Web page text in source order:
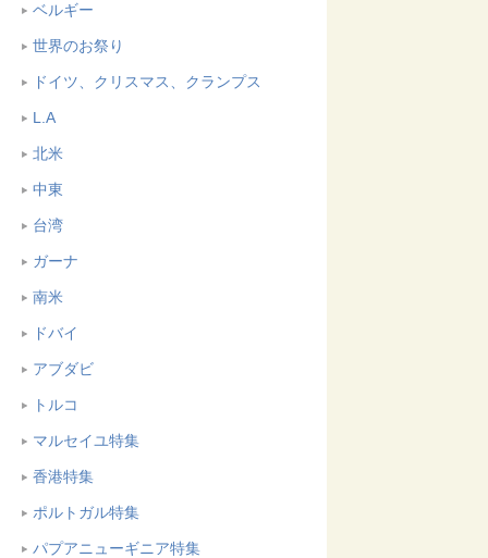
ベルギー
世界のお祭り
ドイツ、クリスマス、クランプス
L.A
北米
中東
台湾
ガーナ
南米
ドバイ
アブダビ
トルコ
マルセイユ特集
香港特集
ポルトガル特集
パプアニューギニア特集